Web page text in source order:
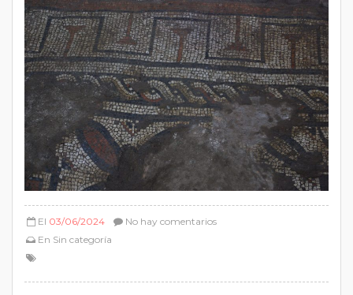
El 03/06/2024
En Sin categoría
No hay comentarios